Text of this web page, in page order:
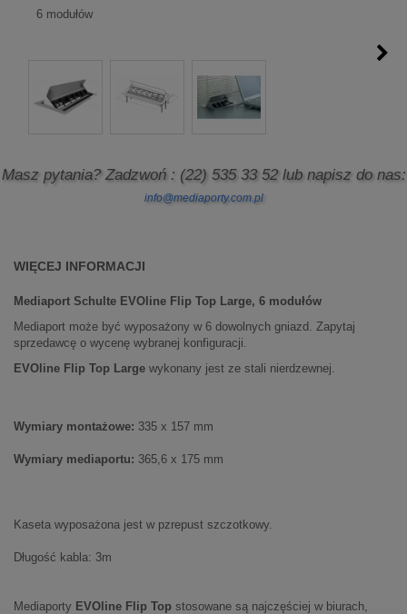
6 modułów
Masz pytania? Zadzwoń : (22) 535 33 52lub napisz do nas:
info@mediaporty.com.pl
WIĘCEJ INFORMACJI
Mediaport Schulte EVOline Flip Top Large, 6 modułów
Mediaport może być wyposażony w 6 dowolnych gniazd. Zapytaj
sprzedawcę o wycenę wybranej konfiguracji.
EVOline Flip Top Large wykonany jest ze stali nierdzewnej.
Wymiary montażowe: 335 x 157 mm
Wymiary mediaportu: 365,6 x 175 mm
Kaseta wyposażona jest w pzrepust szczotkowy.
Długość kabla: 3m
Mediaporty EVOline Flip Top stosowane są najczęściej w biurach,